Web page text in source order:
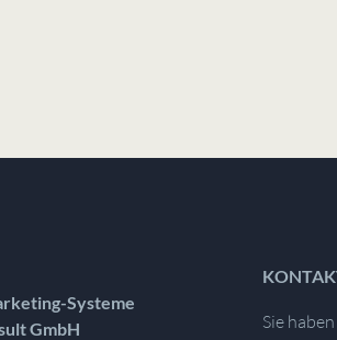
Systeme
GmbH
Sie